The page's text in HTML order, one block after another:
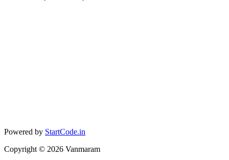
Powered by StartCode.in
Copyright © 2026 Vanmaram